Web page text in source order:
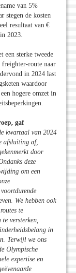
van 5%
stegen de kosten
resultaat van €
2023.
een sterke tweede
freighter-route naar
in 2024 last
waardoor
hogere omzet in
gaf
kwartaal van 2024
afsluiting af,
door
deze
om een
We hebben ook
te
versterken,
in
Terwijl we ons
Olympische
expertise en